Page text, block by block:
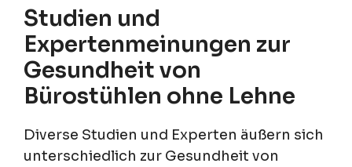
Studien und
Expertenmeinungen zur
Gesundheit von
Bürostühlen ohne Lehne
Diverse Studien und Experten äußern sich
unterschiedlich zur Gesundheit von